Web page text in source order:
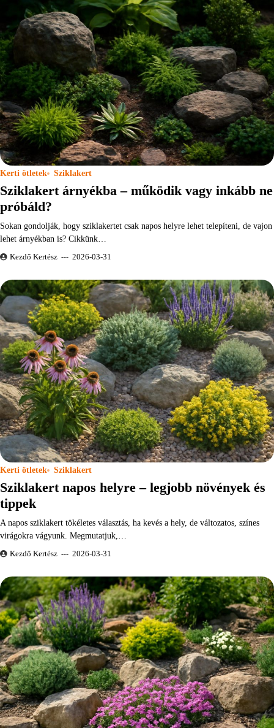
Kerti ötletek Sziklakert
Sziklakert árnyékba – működik vagy inkább ne
próbáld?
Sokan gondolják, hogy sziklakertet csak napos helyre lehet telepíteni, de vajon
lehet árnyékban is? Cikkünk…
Kezdő Kertész 2026-03-31
Kerti ötletek Sziklakert
Sziklakert napos helyre – legjobb növények és
tippek
A napos sziklakert tökéletes választás, ha kevés a hely, de változatos, színes
virágokra vágyunk. Megmutatjuk,…
Kezdő Kertész 2026-03-31